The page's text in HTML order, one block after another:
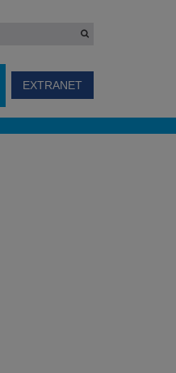
EXTRANET